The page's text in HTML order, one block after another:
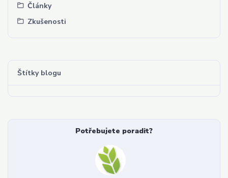
Články
Zkušenosti
Štítky blogu
Potřebujete poradit?